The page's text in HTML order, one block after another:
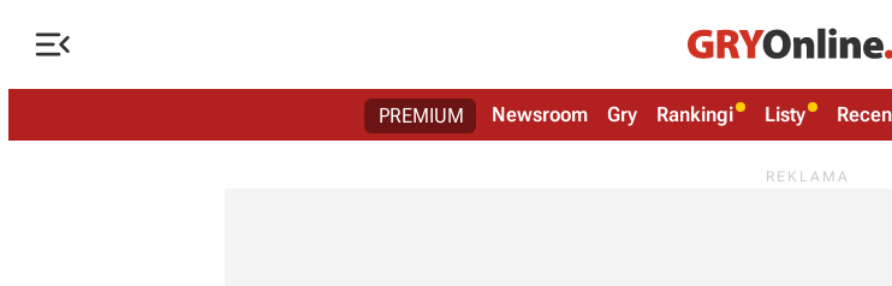

PREMIUM Newsroom Gry Rankingi Listy